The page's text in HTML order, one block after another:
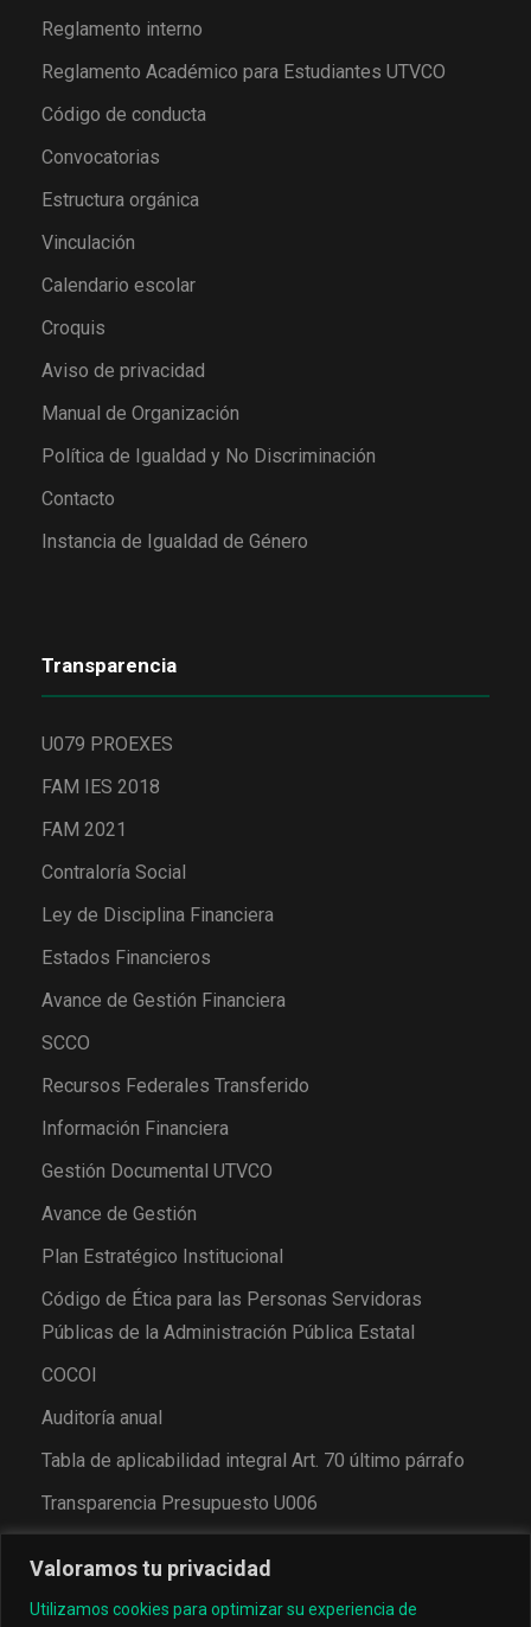
Valoramos tu privacidad
Utilizamos cookies para optimizar su experiencia de
Reglamento interno
Reglamento Académico para Estudiantes UTVCO
Código de conducta
Convocatorias
Estructura orgánica
Vinculación
Calendario escolar
Croquis
Aviso de privacidad
Manual de Organización
Política de Igualdad y No Discriminación
Contacto
Instancia de Igualdad de Género
Transparencia
U079 PROEXES
FAM IES 2018
FAM 2021
Contraloría Social
Ley de Disciplina Financiera
Estados Financieros
Avance de Gestión Financiera
SCCO
Recursos Federales Transferido
Información Financiera
Gestión Documental UTVCO
Avance de Gestión
Plan Estratégico Institucional
Código de Ética para las Personas Servidoras
Públicas de la Administración Pública Estatal
COCOI
Auditoría anual
Tabla de aplicabilidad integral Art. 70 último párrafo
Transparencia Presupuesto U006